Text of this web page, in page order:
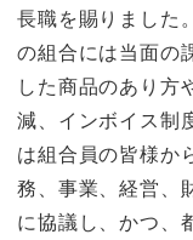
長職を賜りました
の組合には当面の
した商品のあり方
減、インボイス制
は組合員の皆様か
務、事業、経営、
に協議し、かつ、